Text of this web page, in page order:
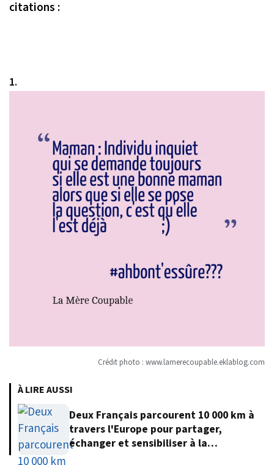
citations :
1.
Crédit photo : www.lamerecoupable.eklablog.com
À LIRE AUSSI
Deux Français parcourent 10 000 km à
travers l'Europe pour partager,
échanger et sensibiliser à la